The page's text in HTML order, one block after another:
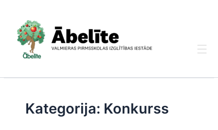
content
Kategorija: Konkurss